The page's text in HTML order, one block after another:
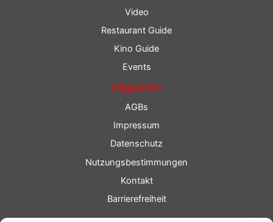
Video
Restaurant Guide
Kino Guide
Events
Allgemein
AGBs
Impressum
Datenschutz
Nutzungsbestimmungen
Kontakt
Barrierefreiheit